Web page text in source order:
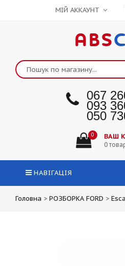
МІЙ АККАУНТ
ABS
067
093
050
0 ВАШ
0
НАВІГАЦІЯ
Головна > РОЗБОРКА FORD >